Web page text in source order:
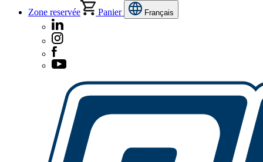
Zone reservée
Panier Français